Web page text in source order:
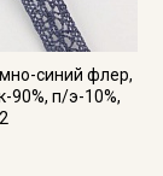
синий флер,
90%, п/э-10%,